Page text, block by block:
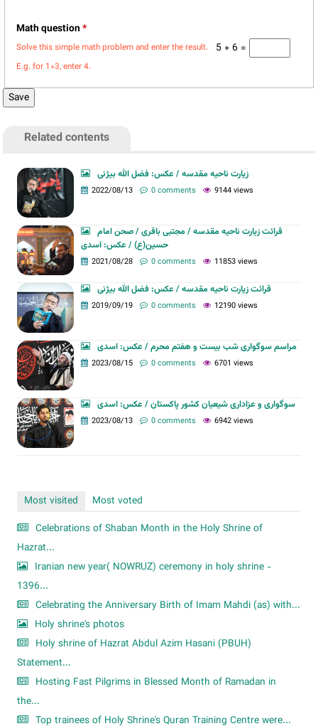
Math question*
5 + 6 =
Solve this simple math problem and enter the result.
E.g. for 1+3, enter 4.
Related contents
زیارت ناحیه مقدسه / عکس: فضل الله بیژنی
2022/08/13 0 comments 9144 views
قرائت زیارت ناحیه مقدسه / مجتبی باقری / صحن امام
حسین(ع) / عکس: اسدی
2021/08/28 0 comments 11853 views
قرائت زیارت ناحیه مقدسه / عکس: فضل الله بیژنی
2019/09/19 0 comments 12190 views
مراسم سوگواری شب بیست و هفتم محرم / عکس: اسدی
2023/08/15 0 comments 6701 views
سوگواری و عزاداری شیعیان کشور پاکستان / عکس: اسدی
2023/08/13 0 comments 6942 views
Most visited
Most voted
Celebrations of Shaban Month in the Holy Shrine of
Hazrat...
Iranian new year( NOWRUZ) ceremony in holy shrine -
1396...
Celebrating the Anniversary Birth of Imam Mahdi (as) with...
Holy shrine's photos
Holy shrine of Hazrat Abdul Azim Hasani (PBUH)
Statement...
Hosting Fast Pilgrims in Blessed Month of Ramadan in
the...
Top trainees of Holy Shrine's Quran Training Centre were...